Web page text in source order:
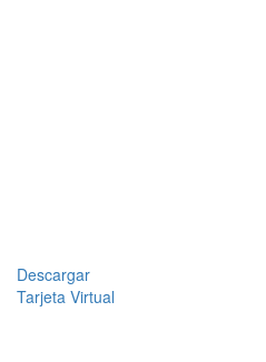
Descargar
Tarjeta Virtual